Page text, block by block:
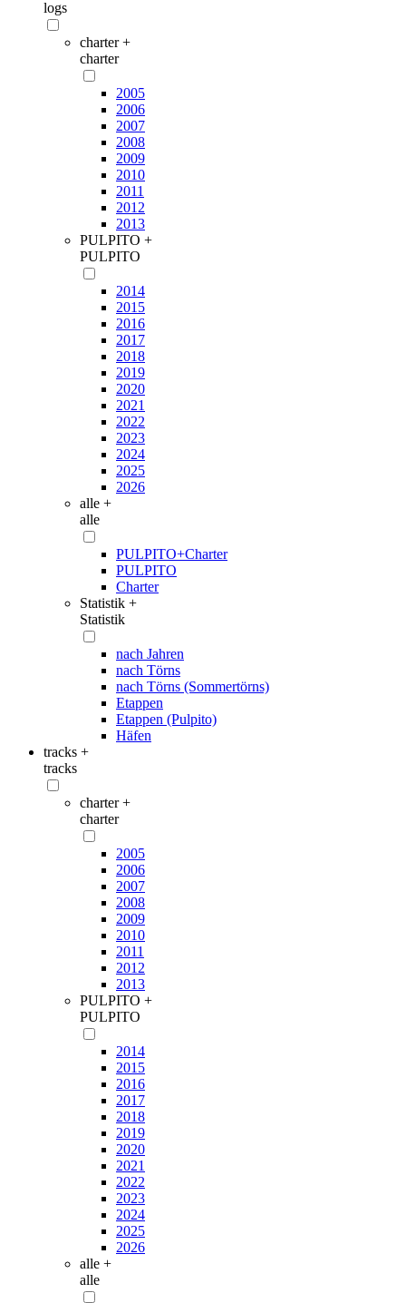
logs
charter +
charter
2005
2006
2007
2008
2009
2010
2011
2012
2013
PULPITO +
PULPITO
2014
2015
2016
2017
2018
2019
2020
2021
2022
2023
2024
2025
2026
alle +
alle
PULPITO+Charter
PULPITO
Charter
Statistik +
Statistik
nach Jahren
nach Törns
nach Törns (Sommertörns)
Etappen
Etappen (Pulpito)
Häfen
tracks +
tracks
charter +
charter
2005
2006
2007
2008
2009
2010
2011
2012
2013
PULPITO +
PULPITO
2014
2015
2016
2017
2018
2019
2020
2021
2022
2023
2024
2025
2026
alle +
alle